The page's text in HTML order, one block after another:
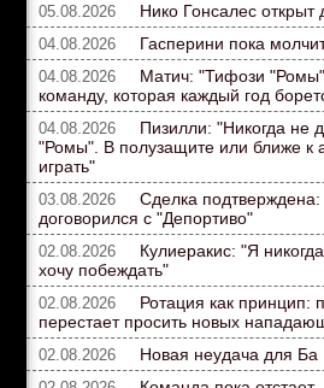
05.08.2026 Нико Гонсалес
04.08.2026 Гасперини пока
04.08.2026 Матич: "Тифози
команду, которая каждый год
04.08.2026 Пизилли: "Никогда не
"Ромы". В полузащите или ближе к
играть"
03.08.2026Сделка
договорился с "Депортиво"
02.08.2026 Кулиеракис: "Я
хочу побеждать"
02.08.2026 Ротация как принцип:
перестает просить новых
02.08.2026 Новая неудача для Ба